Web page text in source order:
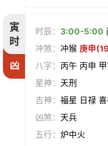
断蚁 归岫
破土 安葬
除服 移柩
修墓 塞穴
寅
时
凶
时辰： 3:00-5:00
冲煞：冲猴 庚申
八字： 丙午 丙申
星神： 天刑
吉神：福星 日禄
凶煞： 天兵
五行： 炉中火